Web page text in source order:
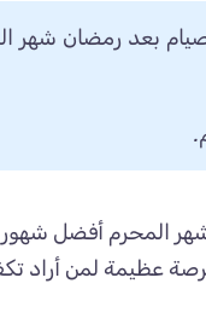
بعد رمضان شهر
المحرم أفضل شهور
عظيمة لمن أراد